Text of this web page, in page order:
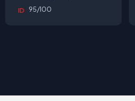
ID 95/100